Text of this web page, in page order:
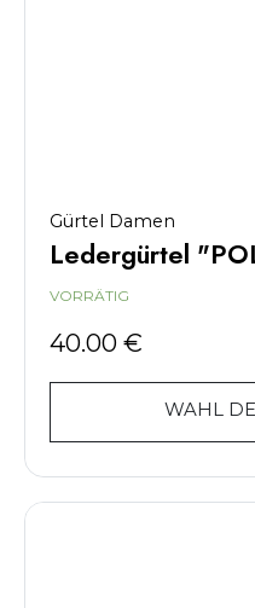
Gürtel Damen
Ledergürtel
VORRÄTIG
40.00 €
WAHL